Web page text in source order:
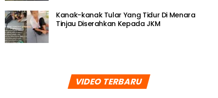
Kanak-kanak Tular Yang Tidur Di Menara
Tinjau Diserahkan Kepada JKM
VIDEO TERBARU